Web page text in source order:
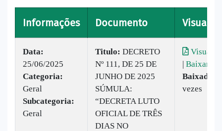
Informações Documento
Data:
25/06/2025
Categoria:
Geral
Subcategoria:
Geral
Titulo: DECRETO
Nº 111, DE 25 DE
JUNHO DE 2025
SÚMULA:
“DECRETA LUTO
OFICIAL DE TRÊS
DIAS NO
| Baixar
Baixado:
vezes